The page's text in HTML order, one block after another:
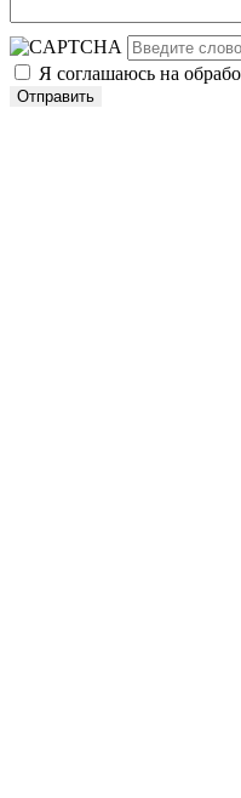
Я соглашаюсь на